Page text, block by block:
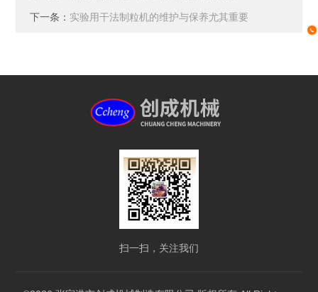
下一条： 实验用干法制粒机的维护与保养尤其重要
扫一扫，关注我们